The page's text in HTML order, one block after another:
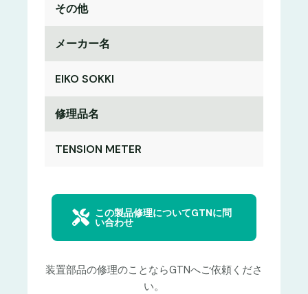
その他
メーカー名
EIKO SOKKI
修理品名
TENSION METER
この製品修理についてGTNに問
い合わせ
装置部品の修理のことならGTNへご依頼くださ
い。